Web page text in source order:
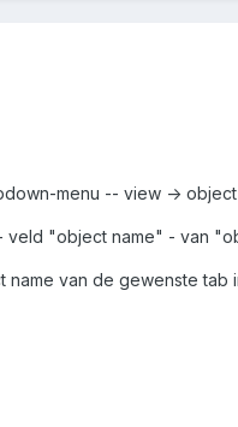
menu -- view ->
veld "object name" - van
van de gewenste tab